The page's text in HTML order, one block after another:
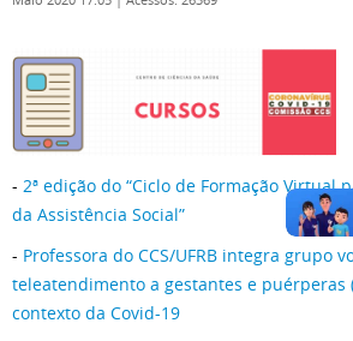
- 2ª edição do “Ciclo de Formação Virtual
da Assistência Social”
- Professora do CCS/UFRB integra grupo
teleatendimento a gestantes e puérperas
contexto da Covid-19